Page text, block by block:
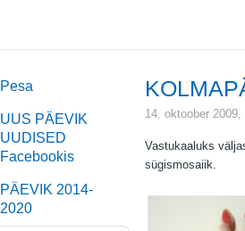
Pesa
UUS PÄEVIK
UUDISED
Facebookis
PÄEVIK 2014-
2020
14. oktoober 2009,
Vastukaaluks
sügismosaiik.